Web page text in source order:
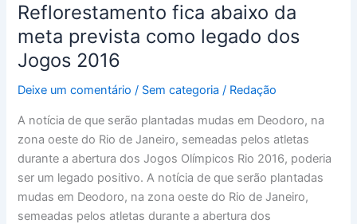
Reflorestamento fica abaixo da
meta prevista como legado dos
Jogos 2016
Deixe um comentário / Sem categoria / Redação
A notícia de que serão plantadas mudas em Deodoro, na
zona oeste do Rio de Janeiro, semeadas pelos atletas
durante a abertura dos Jogos Olímpicos Rio 2016, poderia
ser um legado positivo. A notícia de que serão plantadas
mudas em Deodoro, na zona oeste do Rio de Janeiro,
semeadas pelos atletas durante a abertura dos
Reflorestamento
abaixo
da
meta
como
legado
dos
Jogos
2016